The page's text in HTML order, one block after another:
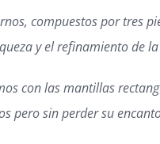
compuestos por tres
y el refinamiento de la
con las mantillas
pero sin perder su